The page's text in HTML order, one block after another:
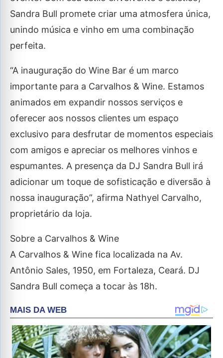
Sandra Bull promete criar uma atmosfera única,
unindo música e vinho em uma combinação
perfeita.
“A inauguração do Wine Bar é um marco
importante para a Carvalhos & Wine. Estamos
animados em expandir nossos serviços e
oferecer aos nossos clientes um espaço
exclusivo para desfrutar de momentos especiais
com amigos e apreciar os melhores vinhos e
espumantes. A presença da DJ Sandra Bull irá
adicionar um toque de sofisticação e diversão à
nossa inauguração”, afirma Nathyel Carvalho,
proprietário da loja.
Sobre a Carvalhos & Wine
A Carvalhos & Wine fica localizada na Av.
Antônio Sales, 1950, em Fortaleza, Ceará. DJ
Sandra Bull começa a tocar às 18h.